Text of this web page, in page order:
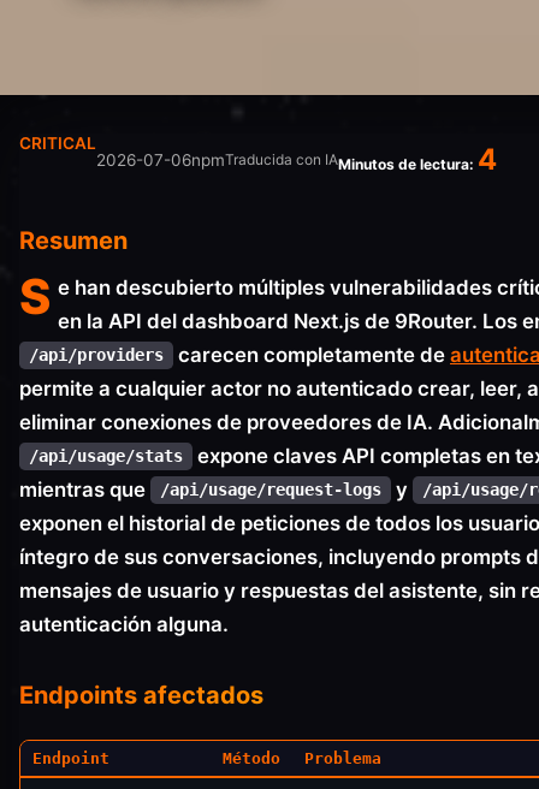
CRITICAL
2026-07-06npmTraducida con IAMinutos de lectura: 4
Resumen
S e han descubierto múltiples vulnerabilidades
en la API del dashboard Next.js de 9Router. Los
/api/providers carecen completamente de
permite a cualquier actor no autenticado crear, leer,
eliminar conexiones de proveedores de IA.
/api/usage/stats
expone claves API completas en
mientras que
/api/usage/request-logs y /api/usage/
exponen el historial de peticiones de todos los
íntegro de sus conversaciones, incluyendo prompts
mensajes de usuario y respuestas del asistente, sin
autenticación alguna.
Endpoints afectados
Endpoint Método Problema